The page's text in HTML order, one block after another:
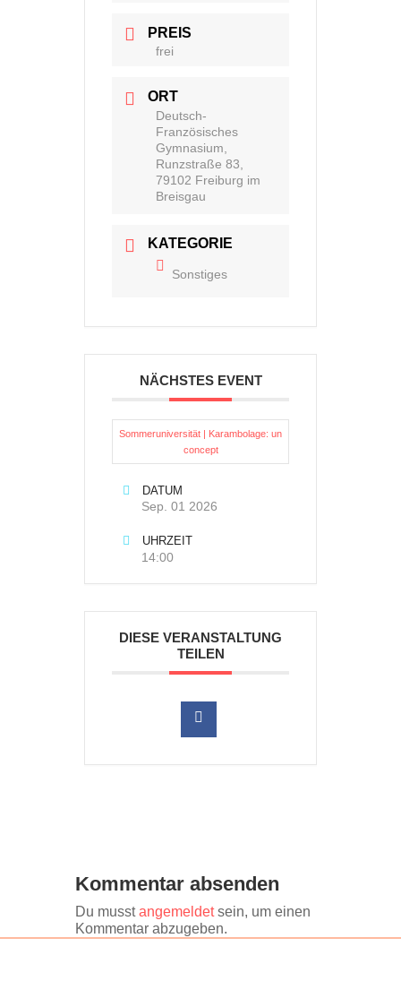
PREIS
frei
ORT
Deutsch-
Französisches
Gymnasium,
Runzstraße 83,
79102 Freiburg im
Breisgau
KATEGORIE
Sonstiges
NÄCHSTES EVENT
Sommeruniversität | Karambolage: un
concept
DATUM
Sep. 01 2026
UHRZEIT
14:00
DIESE VERANSTALTUNG
TEILEN
Kommentar absenden
Du musstangemeldetsein, um einen
Kommentar abzugeben.